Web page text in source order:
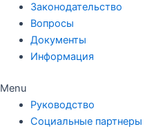
Законодательство
Вопросы
Документы
Информация
Menu
Руководство
Социальные партнеры